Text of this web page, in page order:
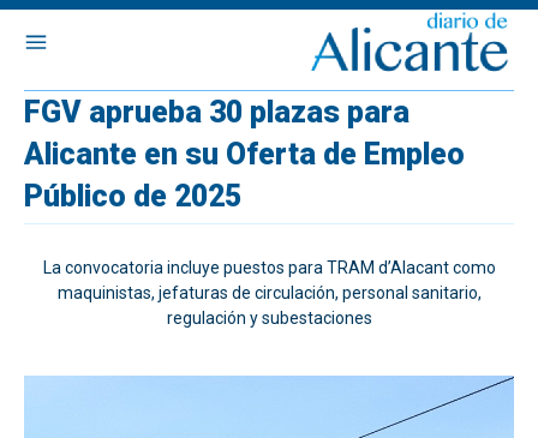
FGV aprueba 30 plazas para
Alicante en su Oferta de Empleo
Público de 2025
La convocatoria incluye puestos para TRAM d’Alacant como
maquinistas, jefaturas de circulación, personal sanitario,
regulación y subestaciones